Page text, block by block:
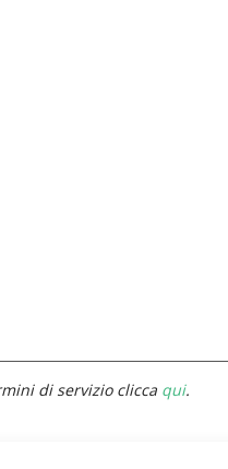
di servizio clicca qui.